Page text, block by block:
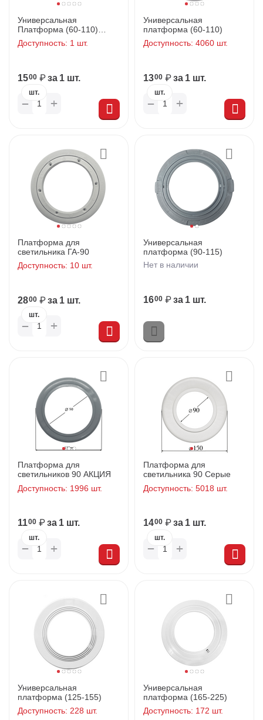
Универсальная
Платформа (60-110)
(быстрый)
Доступность: 1 шт.
1500 ₽ за 1 шт.
+
−
шт.
Универсальная
платформа (60-110)
Доступность: 4060 шт.
1300 ₽ за 1 шт.
+
−
шт.
Платформа для
светильника ГА-90
Доступность: 10 шт.
2800 ₽ за 1 шт.
+
−
шт.
Универсальная
платформа (90-115)
Нет в наличии
1600 ₽ за 1 шт.
Платформа для
светильников 90 АКЦИЯ
Доступность: 1996 шт.
1100 ₽ за 1 шт.
+
−
шт.
Платформа для
светильника 90 Серыe
Доступность: 5018 шт.
1400 ₽ за 1 шт.
+
−
шт.
Универсальная
платформа (125-155)
Доступность: 228 шт.
Универсальная
платформа (165-225)
Доступность: 172 шт.